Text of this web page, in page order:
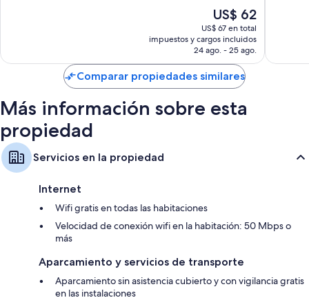
El
precio
actual
es
de
US$ 62
US$ 62
US$ 67 en total
impuestos y cargos incluidos
24 ago. - 25 ago.
Comparar propiedades similares
Más información sobre esta
propiedad
Servicios en la propiedad
Internet
Wifi gratis en todas las habitaciones
Velocidad de conexión wifi en la habitación: 50 Mbps o
más
Aparcamiento y servicios de transporte
Aparcamiento sin asistencia cubierto y con vigilancia gratis
en las instalaciones